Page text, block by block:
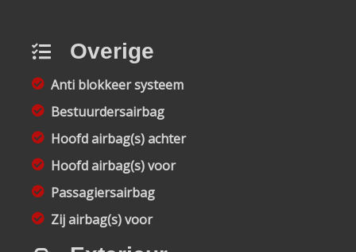
Overige
Anti blokkeer systeem
Bestuurdersairbag
Hoofd airbag(s) achter
Hoofd airbag(s) voor
Passagiersairbag
Zij airbag(s) voor